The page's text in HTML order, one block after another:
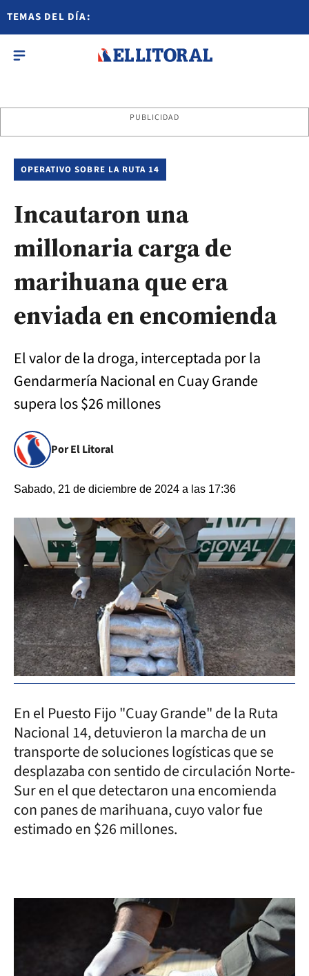
TEMAS DEL DÍA:
PUBLICIDAD
OPERATIVO SOBRE LA RUTA 14
Incautaron una
millonaria carga de
marihuana que era
enviada en encomienda
El valor de la droga, interceptada por la
Gendarmería Nacional en Cuay Grande
supera los $26 millones
Por El Litoral
Sabado, 21 de diciembre de 2024 a las 17:36
En el Puesto Fijo "Cuay Grande" de la Ruta
Nacional 14, detuvieron la marcha de un
transporte de soluciones logísticas que se
desplazaba con sentido de circulación Norte-
Sur en el que detectaron una encomienda
con panes de marihuana, cuyo valor fue
estimado en $26 millones.